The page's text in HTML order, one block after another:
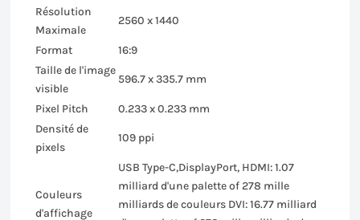
Résolution
Maximale
2560 x 1440
Format
16:9
Taille de l'image
visible
596.7 x 335.7 mm
Pixel Pitch
0.233 x 0.233 mm
Densité de
pixels
109 ppi
Couleurs
d'affichage
USB Type-C,DisplayPort, HDMI: 1.07
milliard d'une palette of 278 mille
milliards de couleurs DVI: 16.77 milliard